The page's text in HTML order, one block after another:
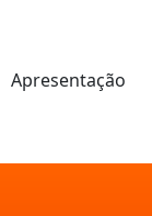
Apresentação